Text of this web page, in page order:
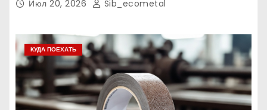
Июл 20, 2026 Sib_ecometal
КУДА ПОЕХАТЬ